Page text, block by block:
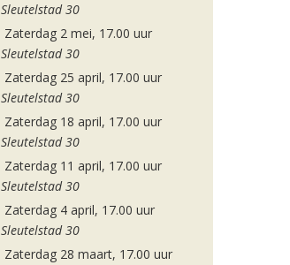
Sleutelstad 30
Zaterdag 2 mei, 17.00 uur
Sleutelstad 30
Zaterdag 25 april, 17.00 uur
Sleutelstad 30
Zaterdag 18 april, 17.00 uur
Sleutelstad 30
Zaterdag 11 april, 17.00 uur
Sleutelstad 30
Zaterdag 4 april, 17.00 uur
Sleutelstad 30
Zaterdag 28 maart, 17.00 uur